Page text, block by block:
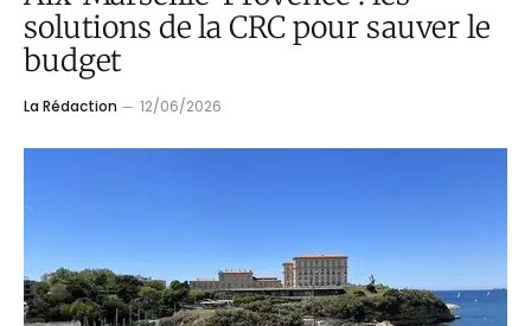
solutions de la CRC pour sauver le
budget
La Rédaction 12/06/2026